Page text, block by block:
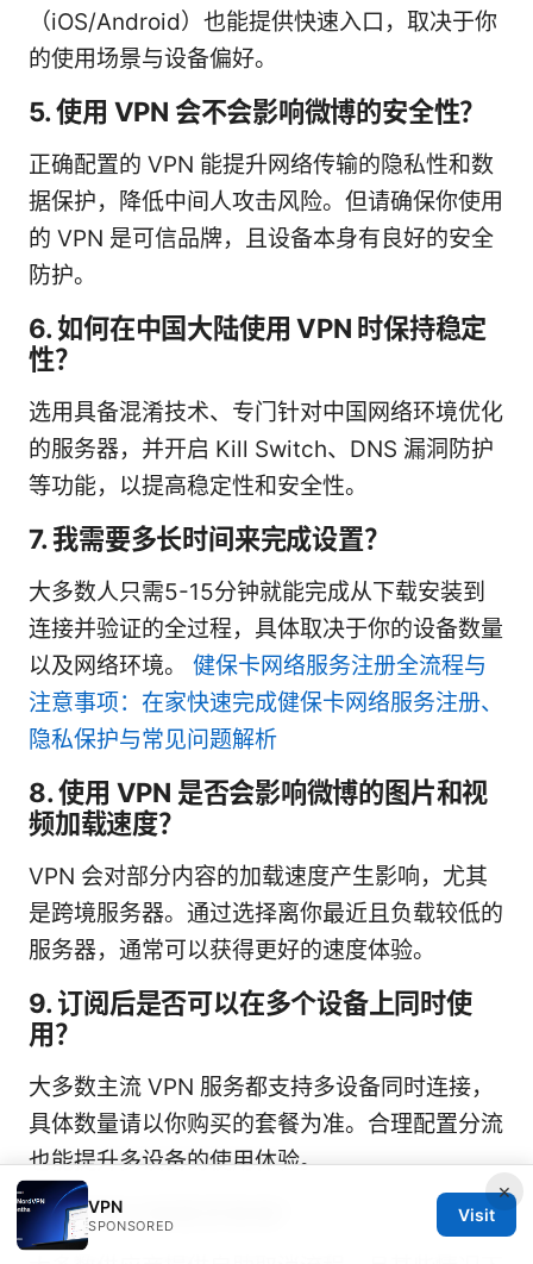
（iOS/Android）也能提供快速入口，取决于你
的使用场景与设备偏好。
5. 使用 VPN 会不会影响微博的安全性？
正确配置的 VPN 能提升网络传输的隐私性和数
据保护，降低中间人攻击风险。但请确保你使用
的 VPN 是可信品牌，且设备本身有良好的安全
防护。
6. 如何在中国大陆使用 VPN 时保持稳定
性？
选用具备混淆技术、专门针对中国网络环境优化
的服务器，并开启 Kill Switch、DNS 漏洞防护
等功能，以提高稳定性和安全性。
7. 我需要多长时间来完成设置？
大多数人只需5-15分钟就能完成从下载安装到
连接并验证的全过程，具体取决于你的设备数量
以及网络环境。 健保卡网络服务注册全流程与
注意事项：在家快速完成健保卡网络服务注册、
隐私保护与常见问题解析
8. 使用 VPN 是否会影响微博的图片和视
频加载速度？
VPN 会对部分内容的加载速度产生影响，尤其
是跨境服务器。通过选择离你最近且负载较低的
服务器，通常可以获得更好的速度体验。
9. 订阅后是否可以在多个设备上同时使
用？
大多数主流 VPN 服务都支持多设备同时连接，
具体数量请以你购买的套餐为准。合理配置分流
也能提升多设备的使用体验。
10. 取消订阅是否容易？
×
VPN
SPONSORED
Visit